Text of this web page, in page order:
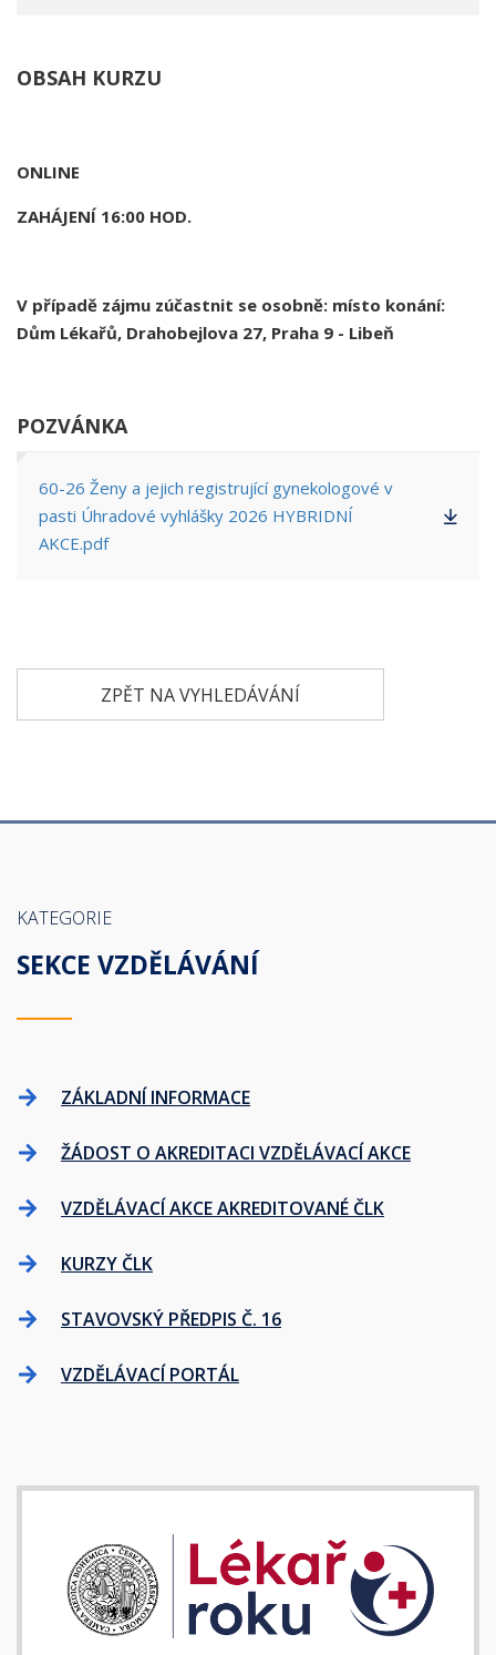
OBSAH KURZU
ONLINE
ZAHÁJENÍ 16:00 HOD.
V případě zájmu zúčastnit se osobně: místo konání:
Dům Lékařů, Drahobejlova 27, Praha 9 - Libeň
POZVÁNKA
60-26 Ženy a jejich registrující gynekologové v
pasti Úhradové vyhlášky 2026 HYBRIDNÍ
AKCE.pdf
ZPĚT NA VYHLEDÁVÁNÍ
KATEGORIE
SEKCE VZDĚLÁVÁNÍ
ZÁKLADNÍ INFORMACE
ŽÁDOST O AKREDITACI VZDĚLÁVACÍ AKCE
VZDĚLÁVACÍ AKCE AKREDITOVANÉ ČLK
KURZY ČLK
STAVOVSKÝ PŘEDPIS Č. 16
VZDĚLÁVACÍ PORTÁL